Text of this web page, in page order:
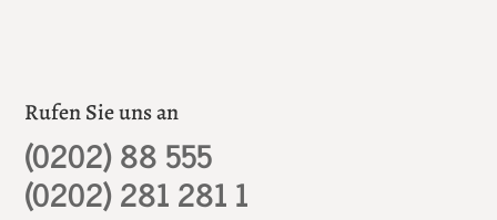
Rufen Sie uns an
(0202) 88 555
(0202) 281 281 1